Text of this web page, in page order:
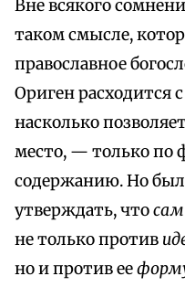
Вне всякого
таком смысле,
православное
Ориген расходится
насколько
место, — только по
содержанию. Но
утверждать, чтосам
не только против
но и против ее